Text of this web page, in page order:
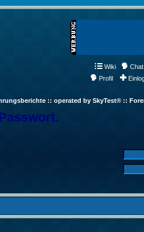
Wiki Chat
Profil
:: operated by SkyTest® ::